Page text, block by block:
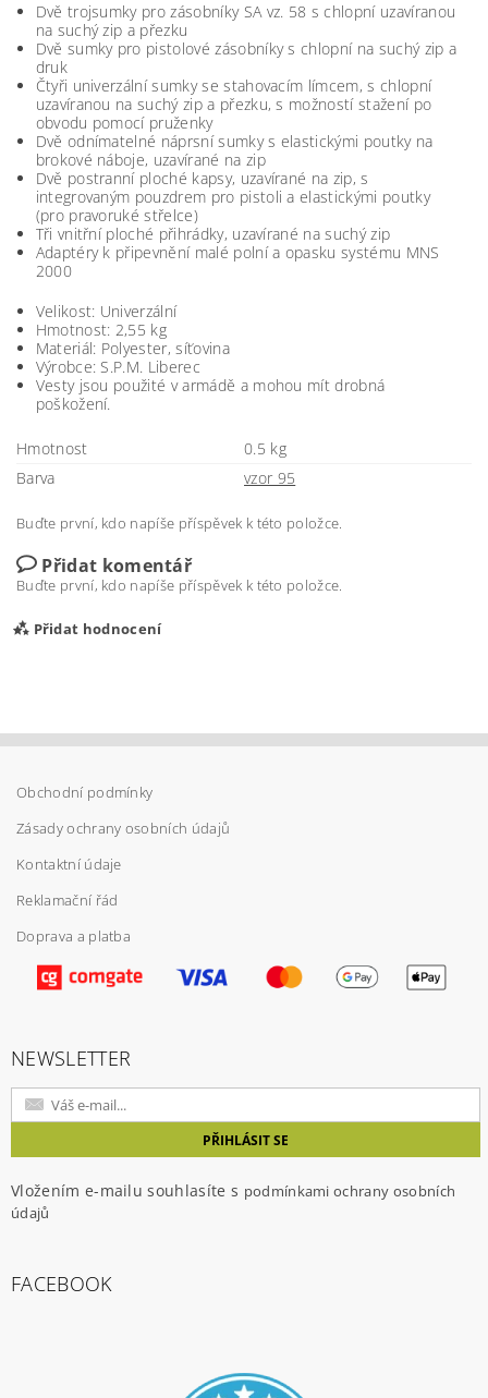
Dvě trojsumky pro zásobníky SA vz. 58 s chlopní uzavíranou
na suchý zip a přezku
Dvě sumky pro pistolové zásobníky s chlopní na suchý zip a
druk
Čtyři univerzální sumky se stahovacím límcem, s chlopní
uzavíranou na suchý zip a přezku, s možností stažení po
obvodu pomocí pruženky
Dvě odnímatelné náprsní sumky s elastickými poutky na
brokové náboje, uzavírané na zip
Dvě postranní ploché kapsy, uzavírané na zip, s
integrovaným pouzdrem pro pistoli a elastickými poutky
(pro pravoruké střelce)
Tři vnitřní ploché přihrádky, uzavírané na suchý zip
Adaptéry k připevnění malé polní a opasku systému MNS
2000
Velikost: Univerzální
Hmotnost: 2,55 kg
Materiál: Polyester, síťovina
Výrobce: S.P.M. Liberec
Vesty jsou použité v armádě a mohou mít drobná
poškožení.
Hmotnost
0.5 kg
Barva
vzor 95
Buďte první, kdo napíše příspěvek k této položce.
Přidat komentář
Buďte první, kdo napíše příspěvek k této položce.
Přidat hodnocení
Vložením hodnocení souhlasíte spodmínkami
ochrany osobních údajů
Obchodní podmínky
Zásady ochrany osobních údajů
Kontaktní údaje
Reklamační řád
Doprava a platba
NEWSLETTER
Vložením e-mailu souhlasíte s podmínkami ochrany osobních
údajů
FACEBOOK